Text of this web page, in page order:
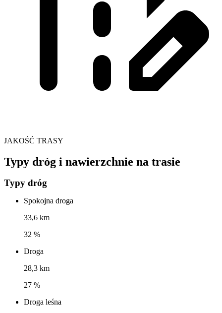
JAKOŚĆ TRASY
Typy dróg i nawierzchnie na trasie
Typy dróg
Spokojna droga
33,6 km
32 %
Droga
28,3 km
27 %
Droga leśna